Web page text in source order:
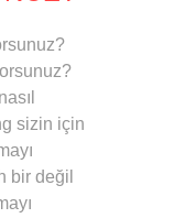
sizin için
bir değil